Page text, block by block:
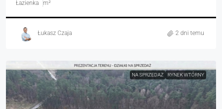
Łazienka m²
Łukasz Czaja 2 dni temu
NA SPRZEDAŻ RYNEK WTÓRNY